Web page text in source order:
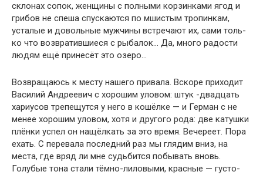
склонах сопок, женщины с полными корзинками ягод и
грибов не спеша спускаются по мшистым тропинкам,
усталые и довольные мужчины встречают их, сами толь­
ко что возвратившиеся с рыбалок… Да, много радости
людям ещё принесёт это озеро…
Возвращаюсь к месту нашего привала. Вскоре при­ходит
Василий Андреевич с хорошим уловом: штук -двадцать
хариусов трепещутся у него в кошёлке — и Герман с не
менее хорошим уловом, хотя и другого рода: две катушки
плёнки успел он нащёлкать за это время. Вечереет. Пора
ехать. С перевала последний раз мы глядим вниз, на
места, где вряд ли мне судьбится побы­вать вновь.
Голубые тона стали тёмно-лиловыми, крас­ные — густо-